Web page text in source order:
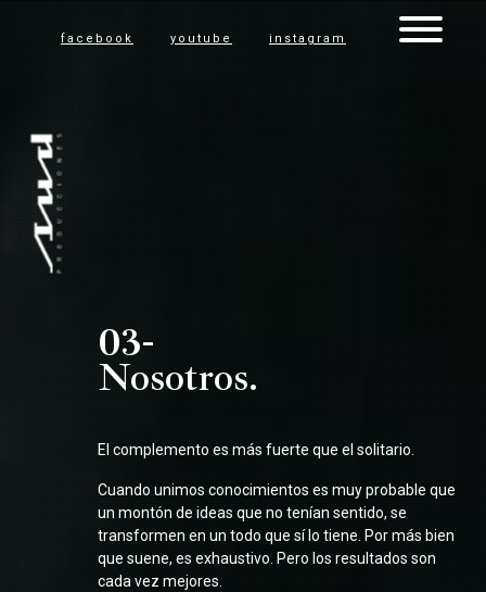
facebook youtube instagram
03-
Nosotros.
El complemento es más fuerte que el solitario.
Cuando unimos conocimientos es muy probable que
un montón de ideas que no tenían sentido, se
transformen en un todo que sí lo tiene. Por más bien
que suene, es exhaustivo. Pero los resultados son
cada vez mejores.